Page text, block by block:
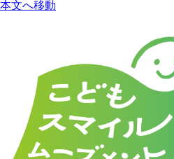
本文へ移動